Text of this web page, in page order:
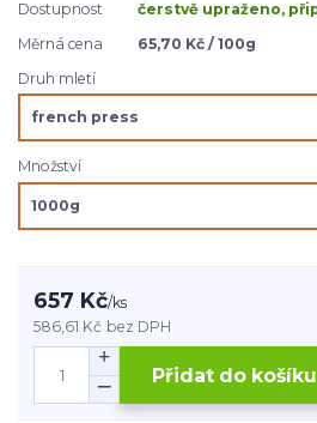
Dostupnost
čerstvě upraženo,
Měrná cena
65,70 Kč / 100g
Druh mletí
Množství
657 Kč/ks
586,61 Kč bez DPH
Přidat do košíku